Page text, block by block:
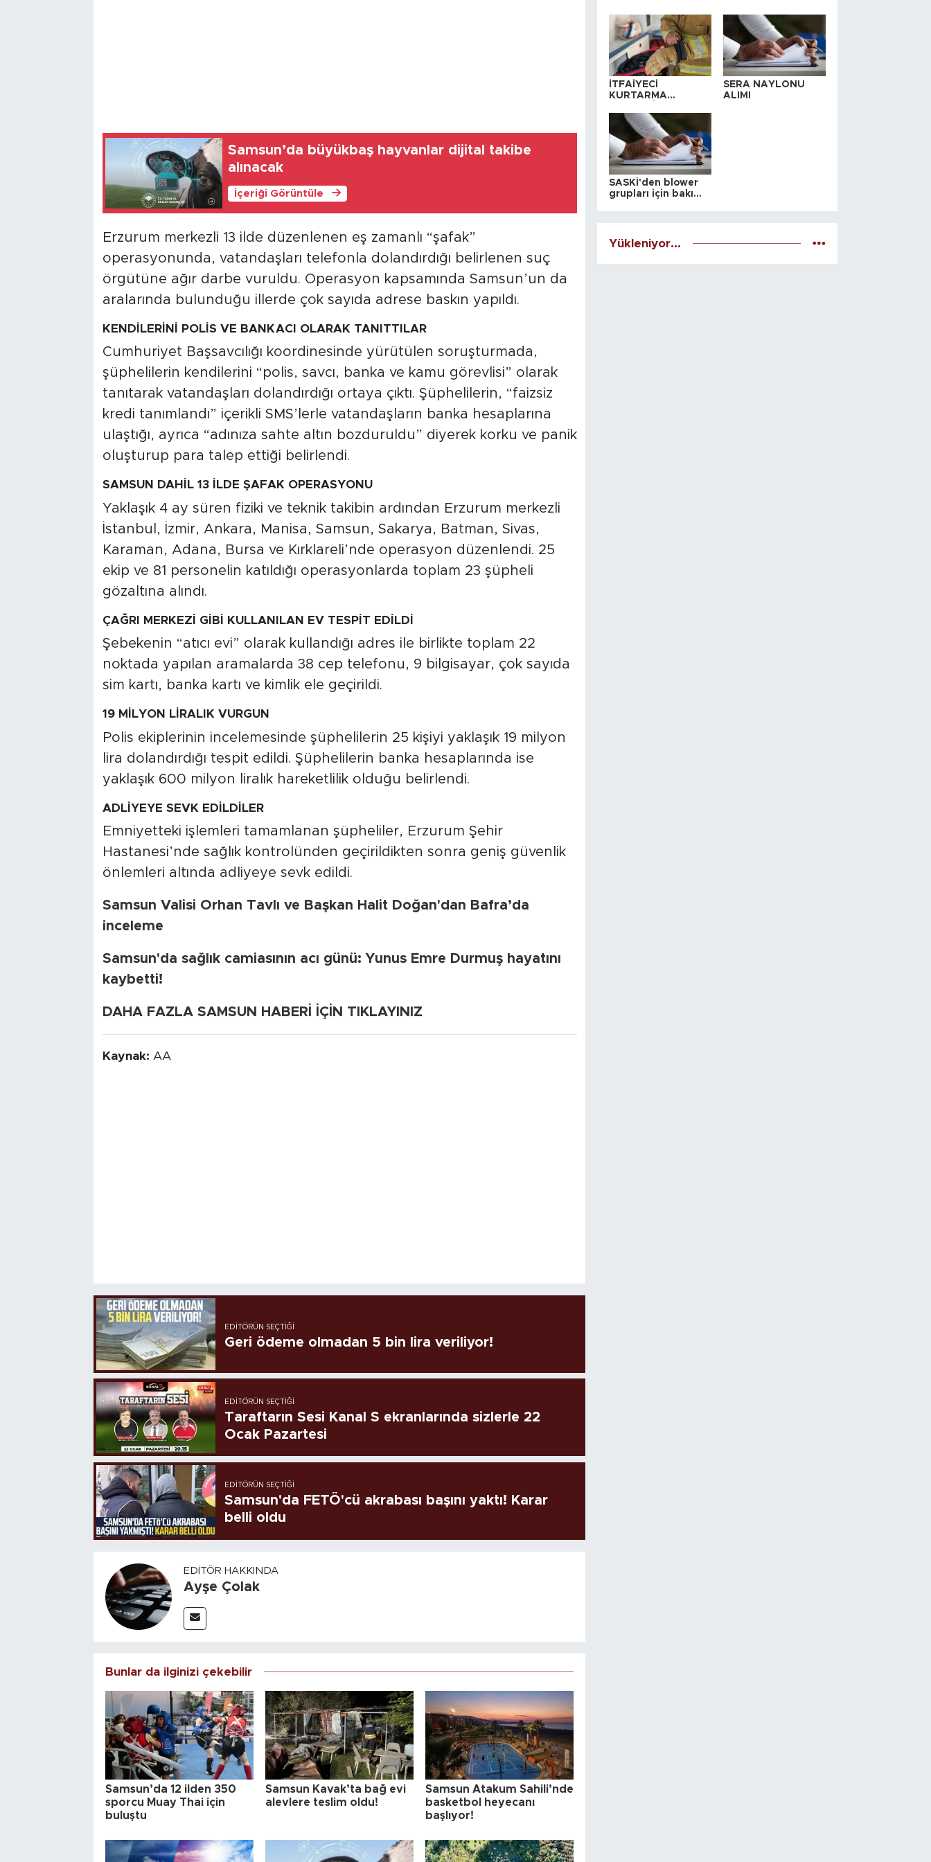
Samsun’da büyükbaş hayvanlar dijital takibe
alınacak
İçeriği Görüntüle
Erzurum merkezli 13 ilde düzenlenen eş zamanlı “şafak”
operasyonunda, vatandaşları telefonla dolandırdığı belirlenen suç
örgütüne ağır darbe vuruldu. Operasyon kapsamında Samsun’un da
aralarında bulunduğu illerde çok sayıda adrese baskın yapıldı.
KENDİLERİNİ POLİS VE BANKACI OLARAK TANITTILAR
Cumhuriyet Başsavcılığı koordinesinde yürütülen soruşturmada,
şüphelilerin kendilerini “polis, savcı, banka ve kamu görevlisi” olarak
tanıtarak vatandaşları dolandırdığı ortaya çıktı. Şüphelilerin, “faizsiz
kredi tanımlandı” içerikli SMS’lerle vatandaşların banka hesaplarına
ulaştığı, ayrıca “adınıza sahte altın bozduruldu” diyerek korku ve panik
oluşturup para talep ettiği belirlendi.
SAMSUN DAHİL 13 İLDE ŞAFAK OPERASYONU
Yaklaşık 4 ay süren fiziki ve teknik takibin ardından Erzurum merkezli
İstanbul, İzmir, Ankara, Manisa, Samsun, Sakarya, Batman, Sivas,
Karaman, Adana, Bursa ve Kırklareli’nde operasyon düzenlendi. 25
ekip ve 81 personelin katıldığı operasyonlarda toplam 23 şüpheli
gözaltına alındı.
ÇAĞRI MERKEZİ GİBİ KULLANILAN EV TESPİT EDİLDİ
Şebekenin “atıcı evi” olarak kullandığı adres ile birlikte toplam 22
noktada yapılan aramalarda 38 cep telefonu, 9 bilgisayar, çok sayıda
sim kartı, banka kartı ve kimlik ele geçirildi.
19 MİLYON LİRALIK VURGUN
Polis ekiplerinin incelemesinde şüphelilerin 25 kişiyi yaklaşık 19 milyon
lira dolandırdığı tespit edildi. Şüphelilerin banka hesaplarında ise
yaklaşık 600 milyon liralık hareketlilik olduğu belirlendi.
ADLİYEYE SEVK EDİLDİLER
Emniyetteki işlemleri tamamlanan şüpheliler, Erzurum Şehir
Hastanesi’nde sağlık kontrolünden geçirildikten sonra geniş güvenlik
önlemleri altında adliyeye sevk edildi.
Samsun Valisi Orhan Tavlı ve Başkan Halit Doğan'dan Bafra’da
inceleme
Samsun'da sağlık camiasının acı günü: Yunus Emre Durmuş hayatını
kaybetti!
DAHA FAZLA SAMSUN HABERİ İÇİN TIKLAYINIZ
Kaynak: AA
EDITÖRÜN SEÇTIĞI
Geri ödeme olmadan 5 bin lira veriliyor!
EDITÖRÜN SEÇTIĞI
Taraftarın Sesi Kanal S ekranlarında sizlerle 22
Ocak Pazartesi
EDITÖRÜN SEÇTIĞI
Samsun'da FETÖ'cü akrabası başını yaktı! Karar
belli oldu
EDITÖR HAKKINDA
Ayşe Çolak
Bunlar da ilginizi çekebilir
Samsun’da 12 ilden 350
sporcu Muay Thai için
buluştu
Samsun Kavak’ta bağ evi
alevlere teslim oldu!
Samsun Atakum Sahili’nde
basketbol heyecanı
başlıyor!
İTFAİYECİ
KURTARMA
ALINACAKTIR
SERA NAYLONU
ALIMI
SASKİ'den blower
grupları için bakım
Yükleniyor...